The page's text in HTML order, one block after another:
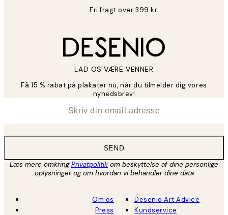
Fri fragt over 399 kr.
LAD OS VÆRE VENNER
Få 15 % rabat på plakater nu, når du tilmelder dig vores
nyhedsbrev!
SEND
Læs mere omkringPrivatpolitik om beskyttelse af dine personlige
oplysninger og om hvordan vi behandler dine data
Om os
Press
Desenio Art Advice
Kundservice